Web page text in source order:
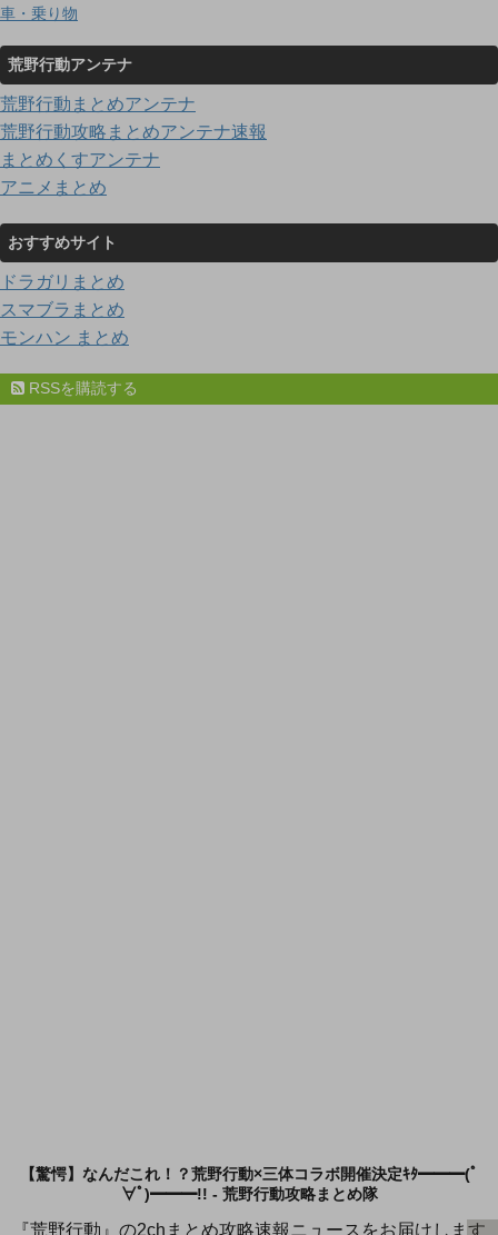
車・乗り物
荒野行動アンテナ
荒野行動まとめアンテナ
荒野行動攻略まとめアンテナ速報
まとめくすアンテナ
アニメまとめ
おすすめサイト
ドラガリまとめ
スマブラまとめ
モンハン まとめ
RSSを購読する
【驚愕】なんだこれ！？荒野行動×三体コラボ開催決定ｷﾀ━━━(ﾟ
∀ﾟ)━━━!! - 荒野行動攻略まとめ隊
『荒野行動』の2chまとめ攻略速報ニュースをお届けします